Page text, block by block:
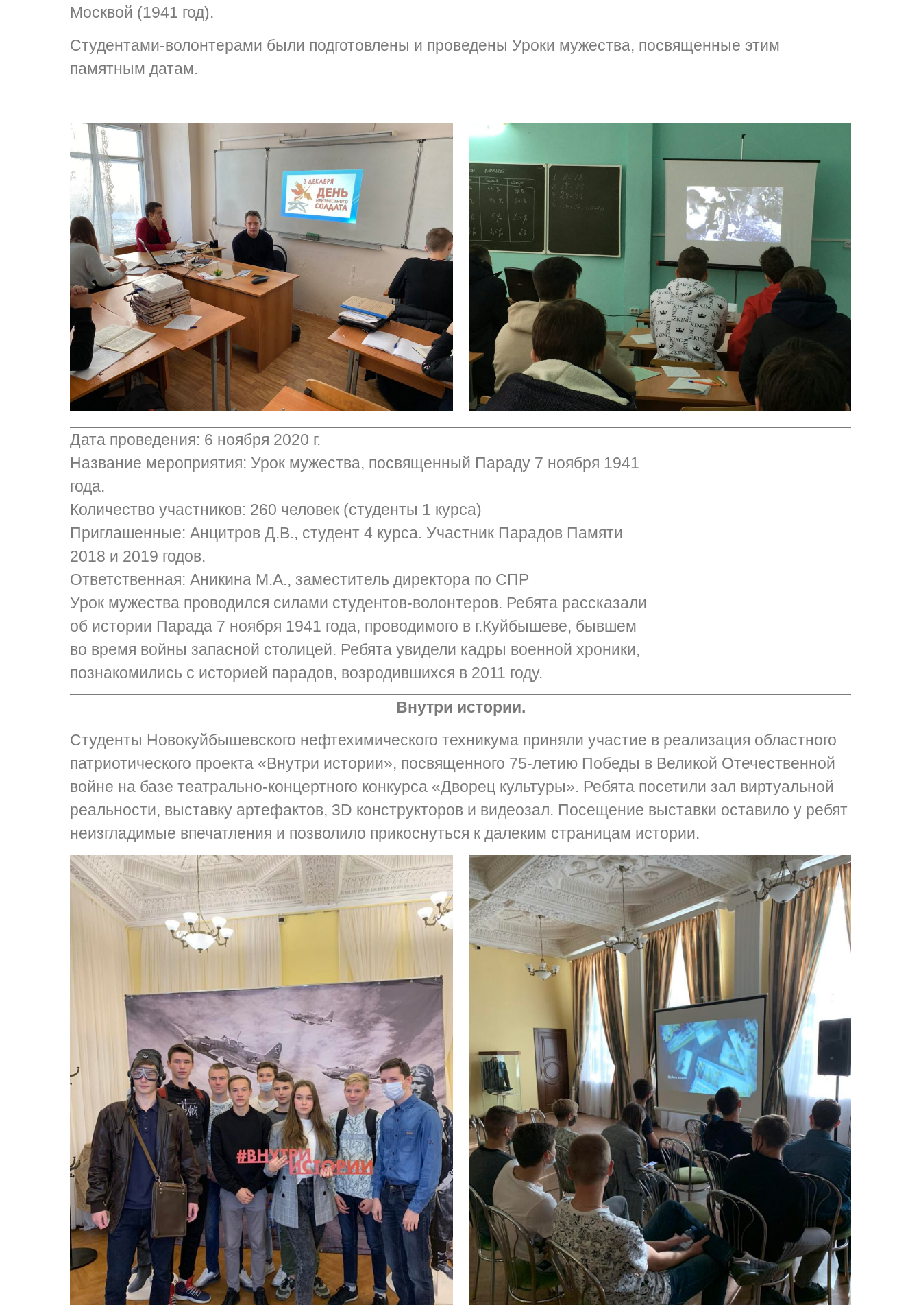
Москвой (1941 год).
Студентами-волонтерами были подготовлены и проведены Уроки мужества, посвященные этим
памятным датам.
Дата проведения: 6 ноября 2020 г.
Название мероприятия: Урок мужества, посвященный Параду 7 ноября 1941
года.
Количество участников: 260 человек (студенты 1 курса)
Приглашенные: Анцитров Д.В., студент 4 курса. Участник Парадов Памяти
2018 и 2019 годов.
Ответственная: Аникина М.А., заместитель директора по СПР
Урок мужества проводился силами студентов-волонтеров. Ребята рассказали
об истории Парада 7 ноября 1941 года, проводимого в г.Куйбышеве, бывшем
во время войны запасной столицей. Ребята увидели кадры военной хроники,
познакомились с историей парадов, возродившихся в 2011 году.
Внутри истории.
Студенты Новокуйбышевского нефтехимического техникума приняли участие в реализация областного
патриотического проекта «Внутри истории», посвященного 75-летию Победы в Великой Отечественной
войне на базе театрально-концертного конкурса «Дворец культуры». Ребята посетили зал виртуальной
реальности, выставку артефактов, 3D конструкторов и видеозал. Посещение выставки оставило у ребят
неизгладимые впечатления и позволило прикоснуться к далеким страницам истории.